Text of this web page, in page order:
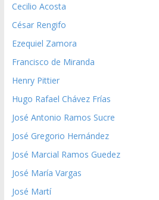
Cecilio Acosta
César Rengifo
Ezequiel Zamora
Francisco de Miranda
Henry Pittier
Hugo Rafael Chávez Frías
José Antonio Ramos Sucre
José Gregorio Hernández
José Marcial Ramos Guedez
José María Vargas
José Martí